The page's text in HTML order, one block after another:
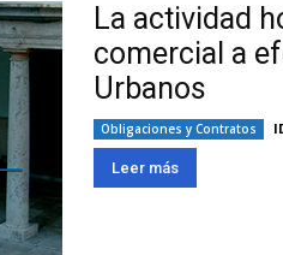
La actividad
comercial a
Urbanos
Obligaciones y Contratos
Leer más